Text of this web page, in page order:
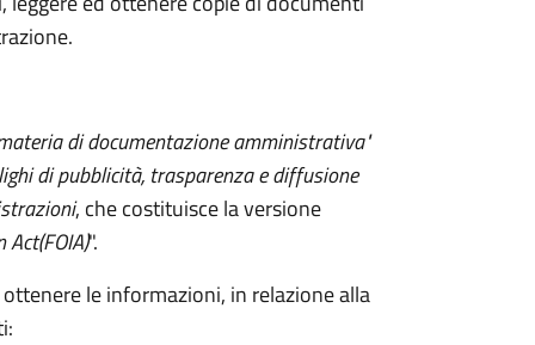
di documentazione amministrativa"
di pubblicità, trasparenza e diffusione
, che costituisce la versione
Act(FOIA)".
le informazioni, in relazione alla